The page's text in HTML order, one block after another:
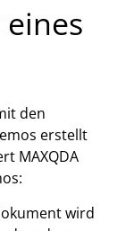
den
erstellt
MAXQDA
wird